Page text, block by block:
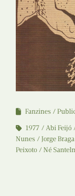
Fanzines
1977
Abi Feijó
Nunes
Jorge Braga
Peixoto
Né